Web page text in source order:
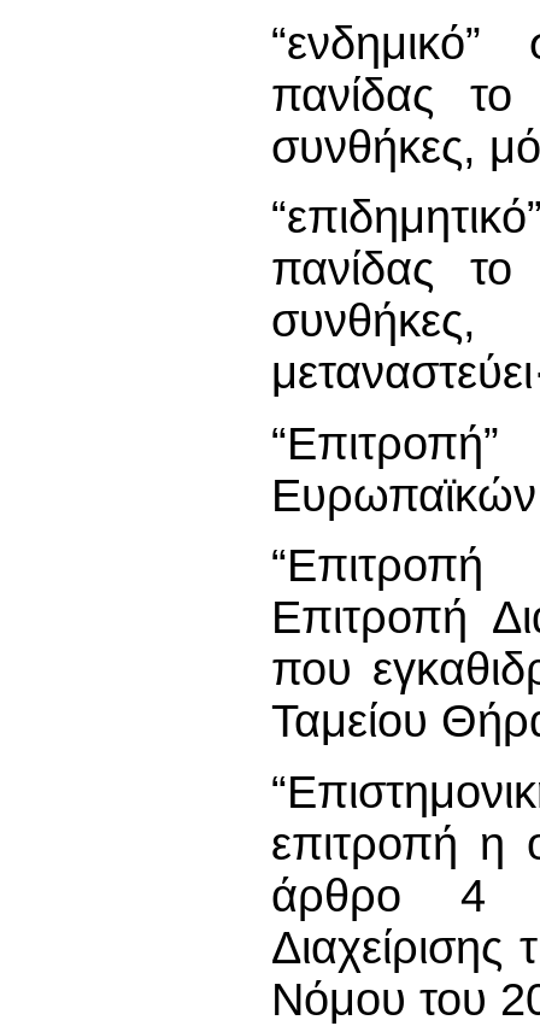
πανίδας
συνθήκες,
πανίδας
Ευρωπαϊκών
“Επιτροπή
Επιτροπή
που
Ταμείου
επιτροπή η
άρθρο 4
Νόμου του